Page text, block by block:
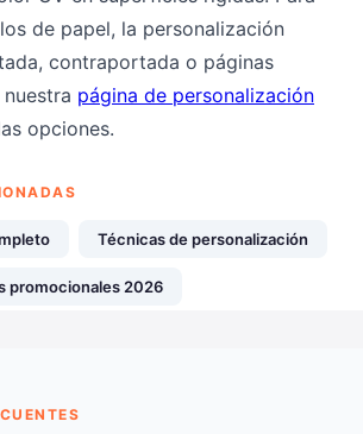
de papel, la personalización
contraportada o páginas
página de personalización
opciones.
Técnicas de personalización
promocionales 2026